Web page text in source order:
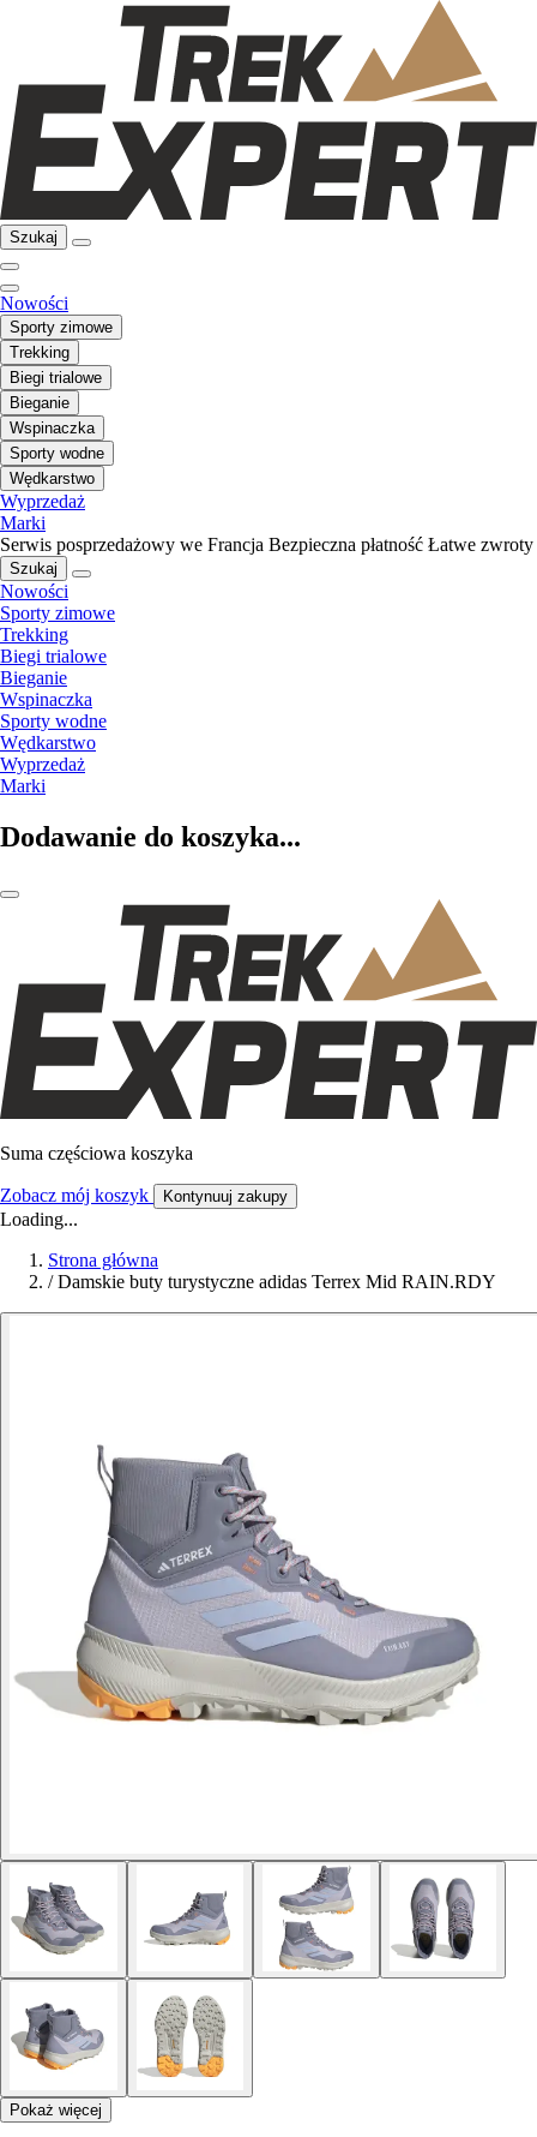
Szukaj
Nowości
Sporty zimowe
Trekking
Biegi trialowe
Bieganie
Wspinaczka
Sporty wodne
Wędkarstwo
Wyprzedaż
Marki
Serwis posprzedażowy we Francja Bezpieczna płatność Łatwe zwroty
Szukaj
Nowości
Sporty zimowe
Trekking
Biegi trialowe
Bieganie
Wspinaczka
Sporty wodne
Wędkarstwo
Wyprzedaż
Marki
Dodawanie do koszyka...
Suma częściowa koszyka
Zobacz mój koszyk Kontynuuj zakupy
Loading...
Strona główna
/ Damskie buty turystyczne adidas Terrex Mid RAIN.RDY
Pokaż więcej